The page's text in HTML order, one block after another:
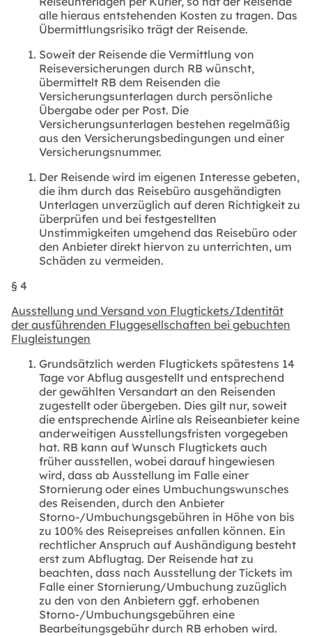
alle hieraus entstehenden Kosten zu tragen. Das
Übermittlungsrisiko trägt der Reisende.
Soweit der Reisende die Vermittlung von
Reiseversicherungen durch RB wünscht,
übermittelt RB dem Reisenden die
Versicherungsunterlagen durch persönliche
Übergabe oder per Post. Die
Versicherungsunterlagen bestehen regelmäßig
aus den Versicherungsbedingungen und einer
Versicherungsnummer.
Der Reisende wird im eigenen Interesse gebeten,
die ihm durch das Reisebüro ausgehändigten
Unterlagen unverzüglich auf deren Richtigkeit zu
überprüfen und bei festgestellten
Unstimmigkeiten umgehend das Reisebüro oder
den Anbieter direkt hiervon zu unterrichten, um
Schäden zu vermeiden.
§ 4
Ausstellung und Versand von Flugtickets/Identität
der ausführenden Fluggesellschaften bei gebuchten
Flugleistungen
Grundsätzlich werden Flugtickets spätestens 14
Tage vor Abflug ausgestellt und entsprechend
der gewählten Versandart an den Reisenden
zugestellt oder übergeben. Dies gilt nur, soweit
die entsprechende Airline als Reiseanbieter keine
anderweitigen Ausstellungsfristen vorgegeben
hat. RB kann auf Wunsch Flugtickets auch
früher ausstellen, wobei darauf hingewiesen
wird, dass ab Ausstellung im Falle einer
Stornierung oder eines Umbuchungswunsches
des Reisenden, durch den Anbieter
Storno‑/Umbuchungsgebühren in Höhe von bis
zu 100% des Reisepreises anfallen können. Ein
rechtlicher Anspruch auf Aushändigung besteht
erst zum Abflugtag. Der Reisende hat zu
beachten, dass nach Ausstellung der Tickets im
Falle einer Stornierung/Umbuchung zuzüglich
zu den von den Anbietern ggf. erhobenen
Storno‑/Umbuchungsgebühren eine
Bearbeitungsgebühr durch RB erhoben wird.